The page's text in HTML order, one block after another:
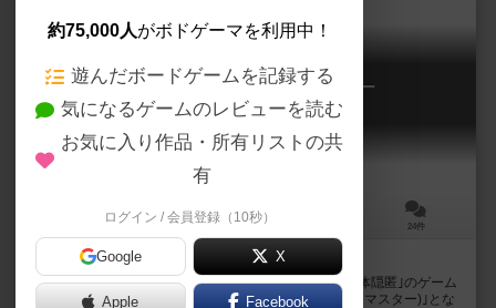
ディセプション ー香港殺人事件ー
Deception: Murder in Hong Kong
20分前後 24件
その法医学者は静かに真相を語る。
ディセプション-香港殺人事件-は、脱落一切無しの｢正体隠匿｣のゲーム
です。 プレイヤーのうち、1人だけが｢法医学者(ゲームマスター)｣とな
約75,000人がボドゲーマを利用中！
遊んだボードゲームを記録する
気になるゲームのレビューを読む
お気に入り作品・所有リストの共
有
ログイン / 会員登録（10秒）
Google X
Apple Facebook